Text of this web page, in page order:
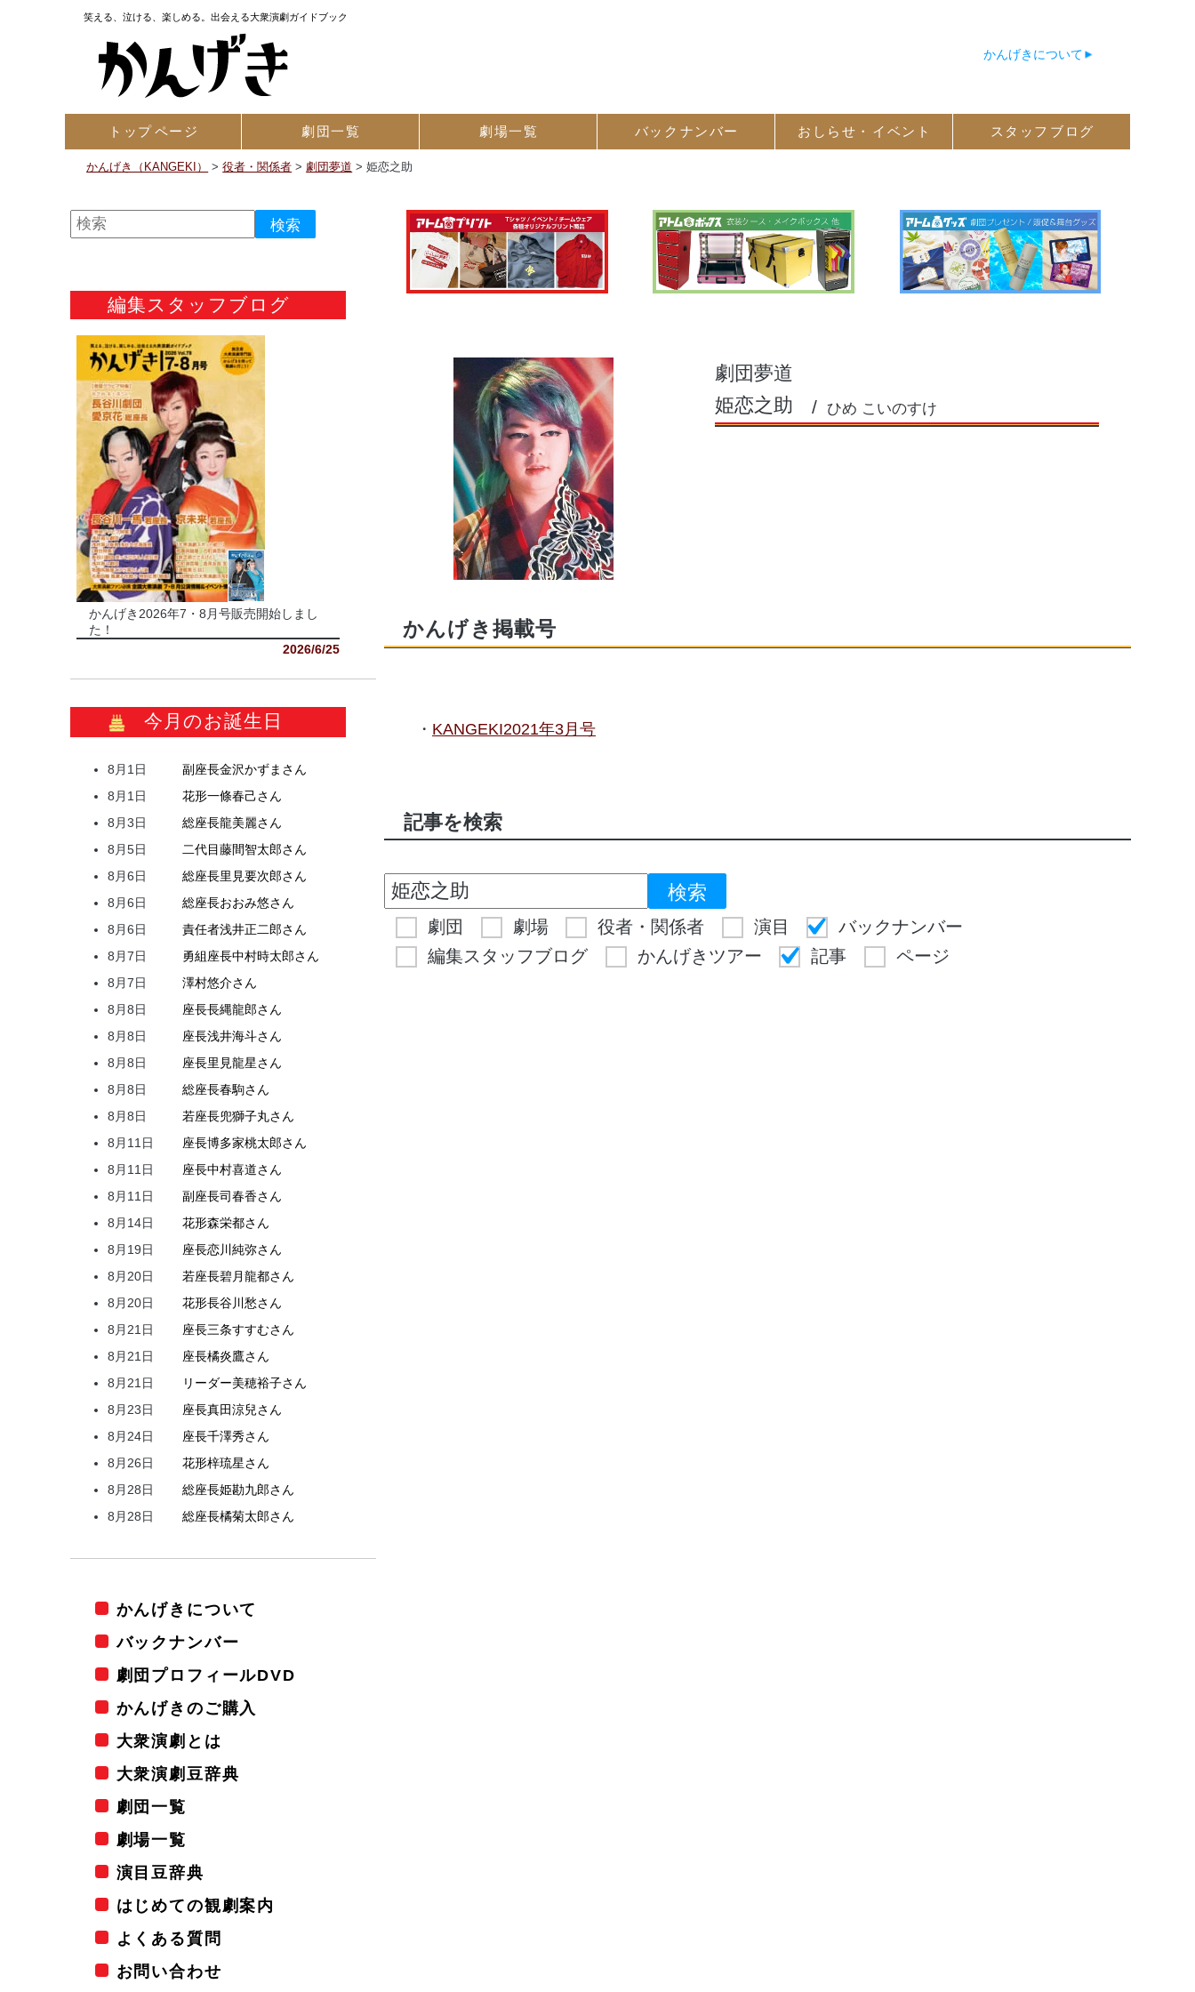
笑える、泣ける、楽しめる。出会える大衆演劇ガイドブック
かんげきについて
トップページ 劇団一覧 劇場一覧 バック ナンバー おしらせ・ イベント スタッフ ブログ
かんげき（KANGEKI） >役者・関係者 >劇団夢道 >姫恋之助
劇団夢道
姫恋之助
ひめ こいのすけ
かんげき掲載号
KANGEKI2021年3月号
記事を検索
劇団 劇場 役者・関係者 演目
バックナンバー
編集スタッフブログ
かんげきツアー 記事 ページ
編集スタッフブログ
かんげき2026年7・8月号販売開始しまし
た！
2026/6/25
今月のお誕生日
8月1日 副座長金沢かずま さん
8月1日
花形一條春己さん
8月3日
総座長龍美麗さん
8月5日
二代目藤間智太郎さん
8月6日
総座長里見要次郎さん
8月6日
総座長おおみ悠さん
8月6日
責任者浅井正二郎さん
8月7日
勇組座長中村時太郎さん
8月7日
澤村悠介さん
8月8日
座長長縄龍郎さん
8月8日
座長浅井海斗さん
8月8日
座長里見龍星さん
8月8日
総座長春駒さん
8月8日
若座長兜獅子丸さん
8月11日
座長博多家桃太郎さん
8月11日
座長中村喜道さん
8月11日
副座長司春香さん
8月14日
花形森栄都さん
8月19日
座長恋川 純弥さん
8月20日
若座長碧月龍都さん
8月20日
花形長谷川 愁さん
8月21日
座長三条すすむさん
8月21日
座長橘炎鷹さん
8月21日
リーダー美穂裕子さん
8月23日
座長真田涼兒さん
8月24日
座長千澤秀さん
8月26日
花形梓琉星さん
8月28日
総座長姫勘九郎さん
8月28日
総座長橘菊太郎さん
かんげきについて
バックナンバー
劇団プロフィールDVD
かんげきのご購入
大衆演劇とは
大衆演劇豆辞典
劇団一覧
劇場一覧
演目豆辞典
はじめての観劇案内
よくある質問
お問い合わせ